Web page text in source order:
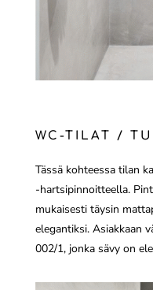
WC-TILAT /
Tässä kohteessa tilan
-hartsipinnoitteella.
mukaisesti täysin
elegantiksi. Asiakkaan
002/1, jonka sävy on